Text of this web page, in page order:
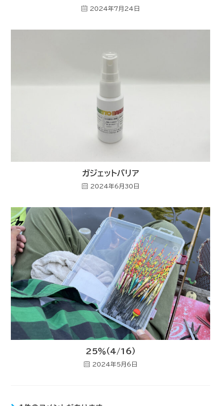
2024年7月24日
ガジェットバリア
2024年6月30日
25％（4/16）
2024年5月6日